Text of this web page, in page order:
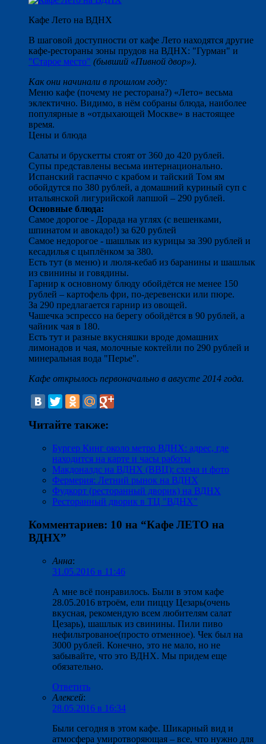
Кафе Лето на ВДНХ
В шаговой доступности от кафе Лето находятся другие
кафе-рестораны зоны прудов на ВДНХ: "Гурман" и
"Старое место" (бывший «Пивной двор»).
Как они начинали в прошлом году:
Меню кафе (почему не ресторана?) «Лето» весьма
эклектично. Видимо, в нём собраны блюда, наиболее
популярные в «отдыхающей Москве» в настоящее
время.
Цены и блюда
Салаты и брускетты стоят от 360 до 420 рублей.
Супы представлены весьма интернационально.
Испанский гаспаччо с крабом и тайский Том ям
обойдутся по 380 рублей, а домашний куриный суп с
итальянской лигурийской лапшой – 290 рублей.
Основные блюда:
Самое дорогое - Дорада на углях (с вешенками,
шпинатом и авокадо!) за 620 рублей
Самое недорогое - шашлык из курицы за 390 рублей и
кесадилья с цыплёнком за 380.
Есть тут (в меню) и люля-кебаб из баранины и шашлык
из свинины и говядины.
Гарнир к основному блюду обойдётся не менее 150
рублей – картофель фри, по-деревенски или пюре.
За 290 предлагается гарнир из овощей.
Чашечка эспрессо на берегу обойдётся в 90 рублей, а
чайник чая в 180.
Есть тут и разные вкусняшки вроде домашних
лимонадов и чая, молочные коктейли по 290 рублей и
минеральная вода "Перье".
Кафе открылось первоначально в августе 2014 года.
Читайте также:
Бургер Кинг около метро ВДНХ: адрес, где
находится на карте и часы работы
Макдоналдс на ВДНХ (ВВЦ): схема и фото
Фермерия: Летний рынок на ВДНХ
Фудкорт (ресторанный дворик) на ВДНХ
Ресторанный дворик в ТЦ "ВДНХ"
Комментариев: 10 на “Кафе ЛЕТО на
ВДНХ”
Анна:
31.05.2016 в 11:46
А мне всё понравилось. Были в этом кафе
28.05.2016 втроём, ели пиццу Цезарь(очень
вкусная, рекомендую всем любителям салат
Цезарь), шашлык из свинины. Пили пиво
нефильтрованое(просто отменное). Чек был на
3000 рублей. Конечно, это не мало, но не
забывайте, что это ВДНХ. Мы придем еще
обязательно.
Ответить
Алексей:
28.05.2016 в 16:34
Были сегодня в этом кафе. Шикарный вид и
атмосфера умиротворяющая – все, что нужно для